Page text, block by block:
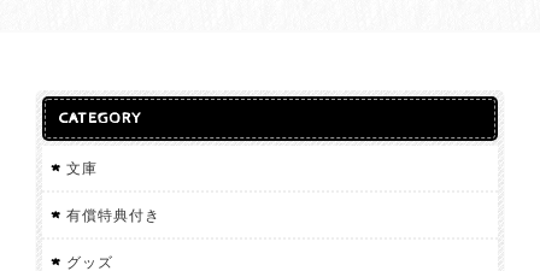
CATEGORY
文庫
有償特典付き
グッズ